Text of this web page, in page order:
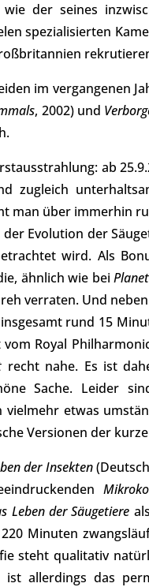
der seines
spezialisierten
im vergangenen
, 2002) und
ab
zugleich
man über immerhin
Evolution der
wird. Als
ähnlich wie bei
verraten. Und
rund 15
Royal
recht nahe. Es ist
Sache. Leider
vielmehr etwas
Versionen der
der Insekten
Leben der Säugetiere
Minuten
steht qualitativ
allerdings das